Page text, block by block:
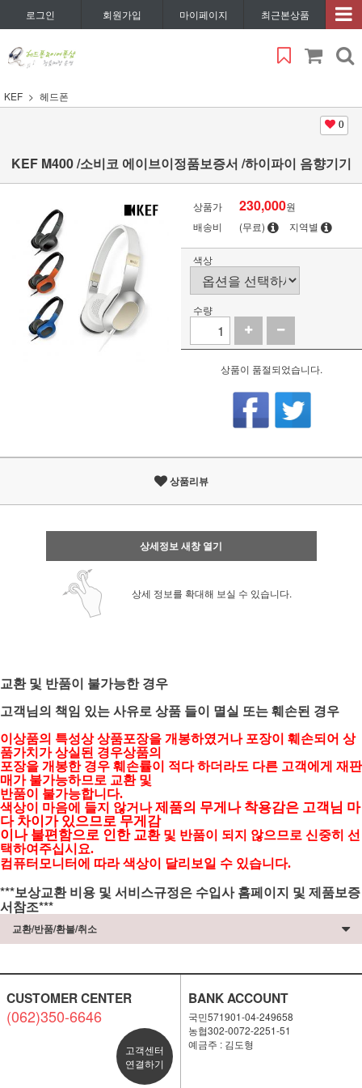
로그인 회원가입 마이페이지 최근본상품
KEF 헤드폰
0
KEF M400 /소비코 에이브이정품보증서 /하이파이 음향기기
상품가 230,000원
배송비
(무료) 지역별
색상
수량
상품이 품절되었습니다.
상품리뷰
상세정보 새창 열기
상세 정보를 확대해 보실 수 있습니다.
교환 및 반품이 불가능한 경우
고객님의 책임 있는 사유로 상품 들이 멸실 또는 훼손된 경우
이상품의 특성상 상품포장을 개봉하였거나 포장이 훼손되어 상
품가치가 상실된 경우상품의
포장을 개봉한 경우 훼손률이 적다 하더라도 다른 고객에게 재판
매가 불가능하므로 교환 및
반품이 불가능합니다.
색상이 마음에 들지 않거나제품의 무게나 착용감은 고객님 마
다 차이가 있으므로 무게감
이나 불편함으로 인한 교환 및 반품이 되지 않으므로 신중히 선
택하여주십시요.
컴퓨터모니터에 따라 색상이 달리보일 수 있습니다.
***보상교환 비용 및 서비스규정은 수입사 홈페이지 및 제품보증
서참조***
교환/반품/환불/취소
CUSTOMER CENTER
(062)350-6646
고객센터
연결하기
BANK ACCOUNT
국민571901-04-249658
농협302-0072-2251-51
예금주 : 김도형